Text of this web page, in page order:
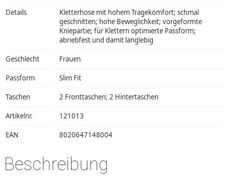
Details
Kletterhose mit hohem Tragekomfort; schmal
geschnitten; hohe Beweglichkeit; vorgeformte
Kniepartie; für Klettern optimierte Passform;
abriebfest und damit langlebig
Geschlecht Frauen
Passform Slim Fit
Taschen 2 Fronttaschen; 2 Hintertaschen
Artikelnr. 121013
EAN 8020647148004
Beschreibung